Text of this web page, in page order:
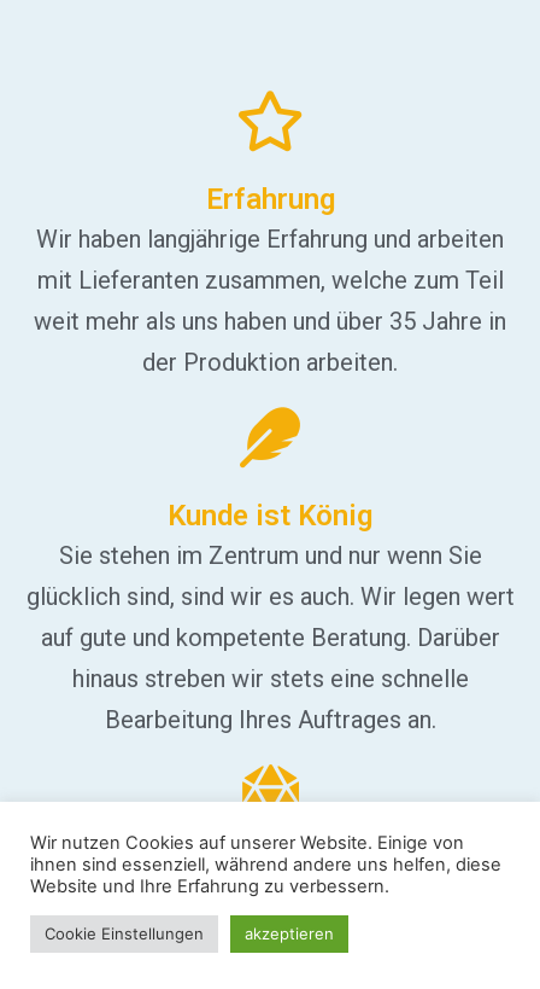
Erfahrung
Wir haben langjährige Erfahrung und arbeiten
mit Lieferanten zusammen, welche zum Teil
weit mehr als uns haben und über 35 Jahre in
der Produktion arbeiten.
Kunde ist König
Sie stehen im Zentrum und nur wenn Sie
glücklich sind, sind wir es auch. Wir legen wert
auf gute und kompetente Beratung. Darüber
hinaus streben wir stets eine schnelle
Bearbeitung Ihres Auftrages an.
Massgeschneiderte Lösungen
Wir passen uns Ihren Bedürfnisse an und
bieten massgeschneiderte Lösungen an,
anrufen
Wir nutzen Cookies auf unserer Website. Einige von
ihnen sind essenziell, während andere uns helfen, diese
Website und Ihre Erfahrung zu verbessern.
Cookie Einstellungen akzeptieren